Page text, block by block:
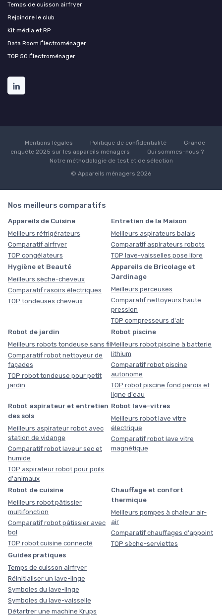
Temps de cuisson airfryer
Rejoindre le club
Kit média et RP
Data Room Électroménager
TOP 50 Électroménager
Mentions légales Politique de confidentialité
Grande
enquête 2025 sur les appareils ménagers
Qui sommes-nous ?
Notre méthodologie de test et de sélection
© Appareils ménagers 2026
Nos meilleurs comparatifs
Appareils de Cuisine
Meilleurs réfrigérateurs
Comparatif airfryer
TOP congélateurs
Entretien de la Maison
Meilleurs aspirateurs balais
Comparatif aspirateurs robots
TOP lave-vaisselles pose libre
Hygiène et Beauté
Meilleurs sèche-cheveux
Comparatif rasoirs électriques
TOP tondeuses cheveux
Appareils de Bricolage et
Jardinage
Meilleurs perceuses
Comparatif nettoyeurs haute
pression
TOP compresseurs d'air
Robot de jardin
Meilleurs robots tondeuse sans fil
Comparatif robot nettoyeur de
façades
TOP robot tondeuse pour petit
jardin
Robot piscine
Meilleurs robot piscine à batterie
lithium
Comparatif robot piscine
autonome
TOP robot piscine fond parois et
ligne d'eau
Robot aspirateur et entretien
des sols
Meilleurs aspirateur robot avec
station de vidange
Comparatif robot laveur sec et
humide
TOP aspirateur robot pour poils
d'animaux
Robot lave-vitres
Meilleurs robot lave vitre
électrique
Comparatif robot lave vitre
magnétique
Robot de cuisine
Meilleurs robot pâtissier
multifonction
Comparatif robot pâtissier avec
bol
TOP robot cuisine connecté
Chauffage et confort
thermique
Meilleurs pompes à chaleur air-
air
Comparatif chauffages d'appoint
TOP sèche-serviettes
Guides pratiques
Temps de cuisson airfryer
Réinitialiser un lave-linge
Symboles du lave-linge
Symboles du lave-vaisselle
Détartrer une machine Krups